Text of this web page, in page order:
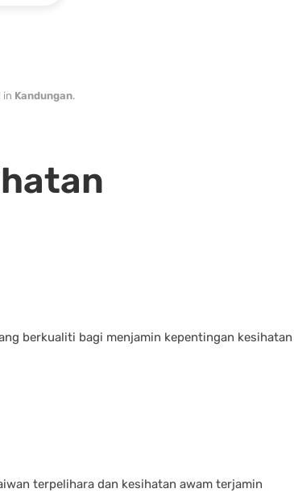
in Kandungan.
berkualiti bagi menjamin kepentingan
terpelihara dan kesihatan awam terjamin